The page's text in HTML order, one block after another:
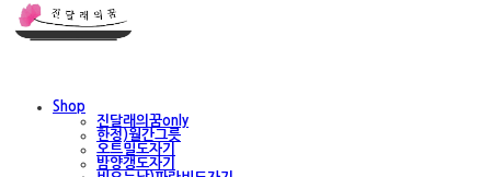
Shop
진달래의꿈only
한정)월간그릇
오트밀도자기
밤양갱도자기